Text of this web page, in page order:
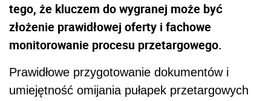
tego, że kluczem do wygranej może być
złożenie prawidłowej oferty i fachowe
monitorowanie procesu przetargowego.
Prawidłowe przygotowanie dokumentów i
umiejętność omijania pułapek przetargowych